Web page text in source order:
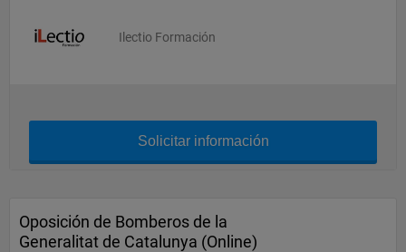
Ilectio Formación
Solicitar información
Oposición de Bomberos de la
Generalitat de Catalunya (Online)